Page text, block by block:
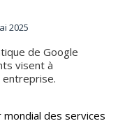
2025
de Google
visent à